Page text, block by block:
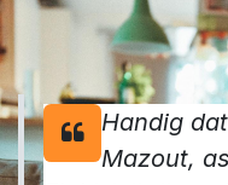
Handig
Mazout,